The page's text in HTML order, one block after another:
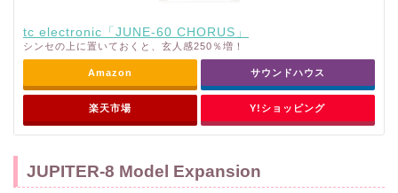
tc electronic「JUNE-60 CHORUS」
シンセの上に置いておくと、玄人感250％増！
Amazon サウンドハウス
楽天市場 Y!ショッピング
JUPITER-8 Model Expansion